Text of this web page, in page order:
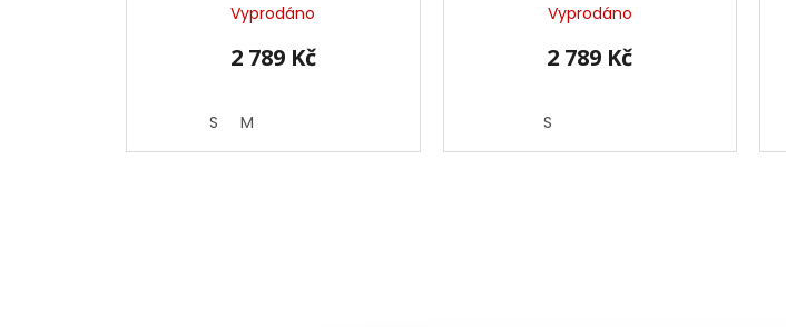
Vyprodáno
2 789 Kč
S M
Vyprodáno
2 789 Kč
S